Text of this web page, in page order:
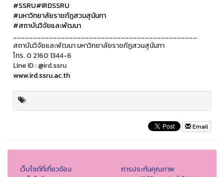
#SSRU#IRDSSRU
#มหาวิทยาลัยราชภัฏสวนสุนันทา
#สถาบันวิจัยและพัฒนา
______________________________________________
สถาบันวิจัยและพัฒนา มหาวิทยาลัยราชภัฏสวนสุนันทา
โทร. 0 2160 1344-6
Line ID : @ird.ssru
www.ird.ssru.ac.th
Email
เว็บไซต์ที่เกี่ยวข้อง การประกันคุณภาพ